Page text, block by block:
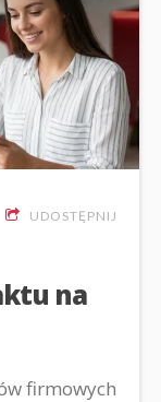
UDOSTĘPNIJ
na
firmowych